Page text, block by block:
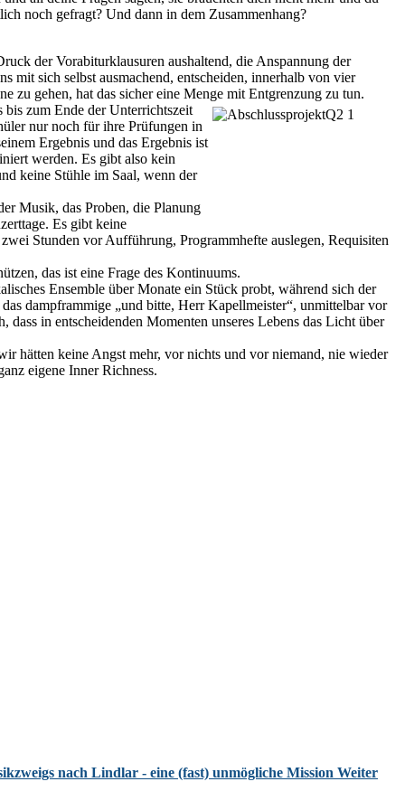
noch gefragt? Und dann in dem Zusammenhang?
der Vorabiturklausuren aushaltend, die Anspannung der
mit sich selbst ausmachend, entscheiden, innerhalb von vier
zu gehen, hat das sicher eine Menge mit Entgrenzung zu tun.
zum Ende der Unterrichtszeit
nur noch für ihre Prüfungen in
Ergebnis und das Ergebnis ist
werden. Es gibt also kein
keine Stühle im Saal, wenn der
Musik, das Proben, die Planung
Es gibt keine
Stunden vor Aufführung, Programmhefte auslegen, Requisiten
das ist eine Frage des Kontinuums.
Ensemble über Monate ein Stück probt, während sich der
dampframmige „und bitte, Herr Kapellmeister“, unmittelbar vor
in entscheidenden Momenten unseres Lebens das Licht über
hätten keine Angst mehr, vor nichts und vor niemand, nie wieder
eigene Inner Richness.
nach Lindlar - eine (fast) unmögliche Mission Weiter